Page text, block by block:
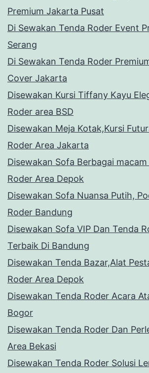
Premium Jakarta Pusat
Di Sewakan Tenda Roder Event
Serang
Di Sewakan Tenda Roder
Cover Jakarta
Disewakan Kursi Tiffany Kayu
Roder area BSD
Disewakan Meja Kotak,Kursi
Roder Area Jakarta
Disewakan Sofa Berbagai macam
Roder Area Depok
Disewakan Sofa Nuansa Putih,
Roder Bandung
Disewakan Sofa VIP Dan Tenda
Terbaik Di Bandung
Disewakan Tenda Bazar,Alat
Roder Area Depok
Disewakan Tenda Roder Acara
Bogor
Disewakan Tenda Roder Dan
Area Bekasi
Disewakan Tenda Roder Solusi